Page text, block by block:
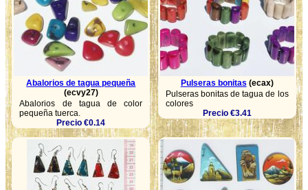
Abalorios de tagua pequeña
(ecvy27)
Abalorios de tagua de color
pequeña tuerca.
Precio €0.14
Pulseras bonitas (ecax)
Pulseras bonitas de tagua de los
colores
Precio €3.41